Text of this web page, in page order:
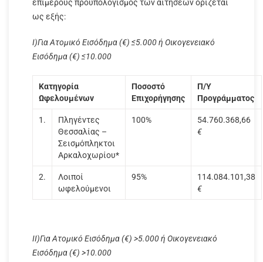
επιμέρους προϋπολογισμός των αιτήσεων ορίζεται
ως εξής:
Ι)Για Ατομικό Εισόδημα (€) ≤5.000 ή Οικογενειακό
Εισόδημα (€) ≤10.000
Κατηγορία
Ωφελουμένων
Ποσοστό
Επιχορήγησης
Π/Υ
Προγράμματος
1.
Πληγέντες
Θεσσαλίας –
Σεισμόπληκτοι
Αρκαλοχωρίου*
100%
54.760.368,66
€
2.
Λοιποί
ωφελούμενοι
95%
114.084.101,38
€
ΙΙ)Για Ατομικό Εισόδημα (€) >5.000 ή Οικογενειακό
Εισόδημα (€) >10.000